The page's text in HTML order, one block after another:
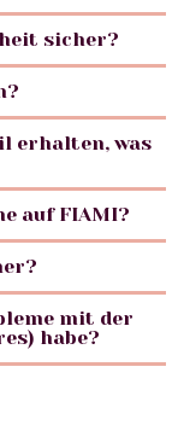
sicher?
erhalten, was
auf FIAMI?
mit der
habe?